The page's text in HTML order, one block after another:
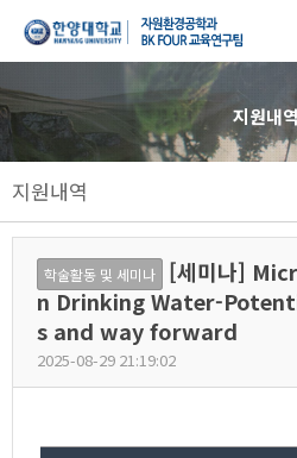
한양대학교한양대학교
공과대학
자원환경
기후변화
스마트개발
글로벌리더
양성
교육연구팀
지원내역
지원내역
학술활동 및 세미나
[세미나]
n Drinking Water-
s and way forward
2025-08-29 21:19:02